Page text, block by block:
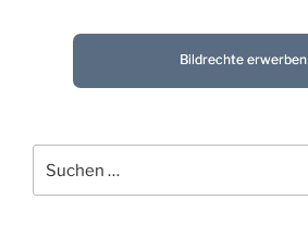
Bildrechte erwerben
nach: